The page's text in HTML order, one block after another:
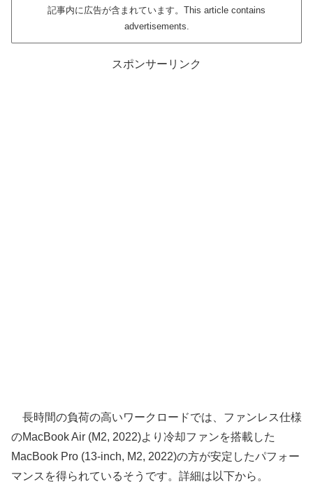
記事内に広告が含まれています。This article contains
advertisements.
スポンサーリンク
長時間の負荷の高いワークロードでは、ファンレス仕様
のMacBook Air (M2, 2022)より冷却ファンを搭載した
MacBook Pro (13-inch, M2, 2022)の方が安定したパフォー
マンスを得られているそうです。詳細は以下から。